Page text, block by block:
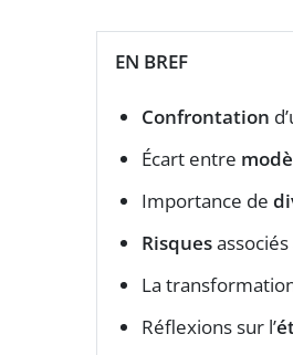
EN BREF
Confrontation
Écart entre
Importance de
Risques
La
Réflexions sur l’